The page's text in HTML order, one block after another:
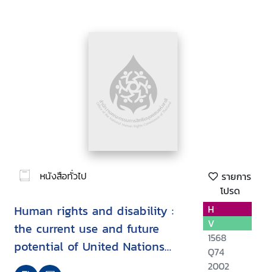
หนังสือทั่วไป
รายการ
โปรด
Human rights and disability :
the current use and future
potential of United Nations
human rights instruments inthe
H
V
1568
Q74
2002